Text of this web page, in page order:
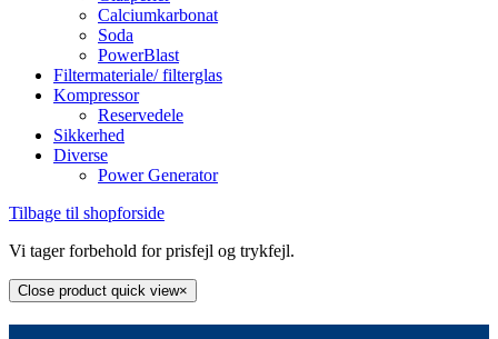
Calciumkarbonat
Soda
PowerBlast
Filtermateriale/ filterglas
Kompressor
Reservedele
Sikkerhed
Diverse
Power Generator
Tilbage til shopforside
Vi tager forbehold for prisfejl og trykfejl.
Close product quick view×